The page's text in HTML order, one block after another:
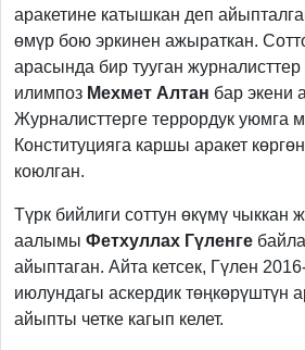
аракетине катышкан деп
өмүр бою эркинен ажыраткан.
арасында бир тууган журналисттер
илимпоз Мехмет Алтан бар экени
Журналисттерге террордук уюмга
Конституцияга каршы аракет
коюлган.
Түрк бийлиги соттун өкүмү чыккан
аалымы Фетхуллах Гүленге
айыптаган. Айта кетсек, Гүлен
июлундагы аскердик төңкөрүштүн
айыпты четке кагып келет.